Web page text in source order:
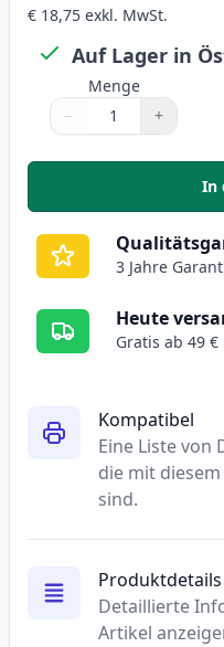
Kompatibel
Eine Liste von
die mit
sind.
Produktdetails
Detaillierte
Artikel
€ 18,75 exkl. MwSt.
Auf Lager in
Menge
Menge
Verwenden Sie die
− +
Menge 1
In
3 Jahre
Heute
Gratis ab 49 €